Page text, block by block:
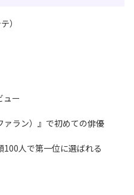
）
ュー
ラン）』で初めての俳優
人で第一位に選ばれる